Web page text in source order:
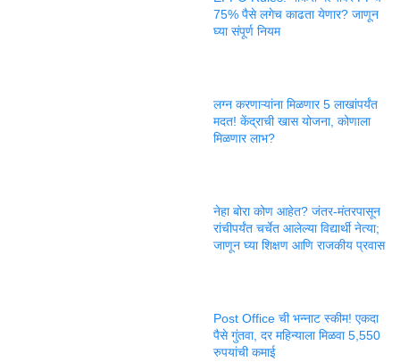
75% पैसे लगेच काढता येणार? जाणून
घ्या संपूर्ण नियम
लग्न करणाऱ्यांना मिळणार 5 लाखांपर्यंत
मदत! केंद्राची खास योजना, कोणाला
मिळणार लाभ?
नेहा बोरा कोण आहेत? जंतर-मंतरपासून
रांचीपर्यंत चर्चेत आलेल्या विद्यार्थी नेत्या;
जाणून घ्या शिक्षण आणि राजकीय प्रवास
Post Office ची भन्नाट स्कीम! एकदा
पैसे गुंतवा, दर महिन्याला मिळवा 5,550
रुपयांची कमाई